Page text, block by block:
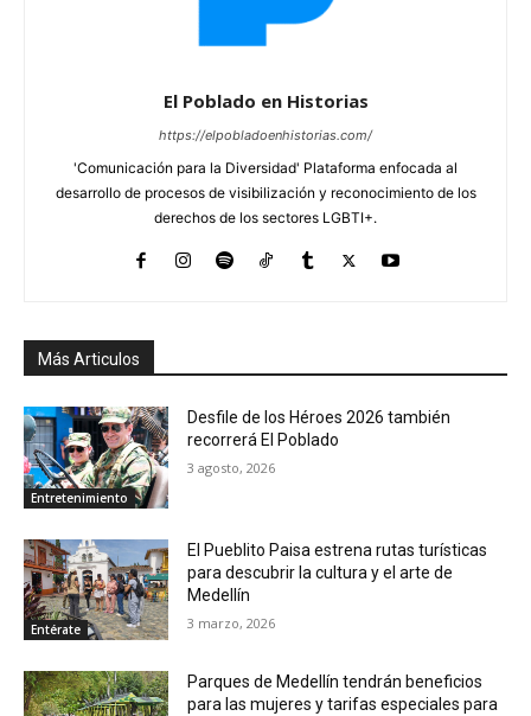
El Poblado en Historias
https://elpobladoenhistorias.com/
'Comunicación para la Diversidad' Plataforma enfocada al
desarrollo de procesos de visibilización y reconocimiento de los
derechos de los sectores LGBTI+.
Más Articulos
Entretenimiento
Desfile de los Héroes 2026 también
recorrerá El Poblado
3 agosto, 2026
Entérate
El Pueblito Paisa estrena rutas turísticas
para descubrir la cultura y el arte de
Medellín
3 marzo, 2026
Parques de Medellín tendrán beneficios
para las mujeres y tarifas especiales para